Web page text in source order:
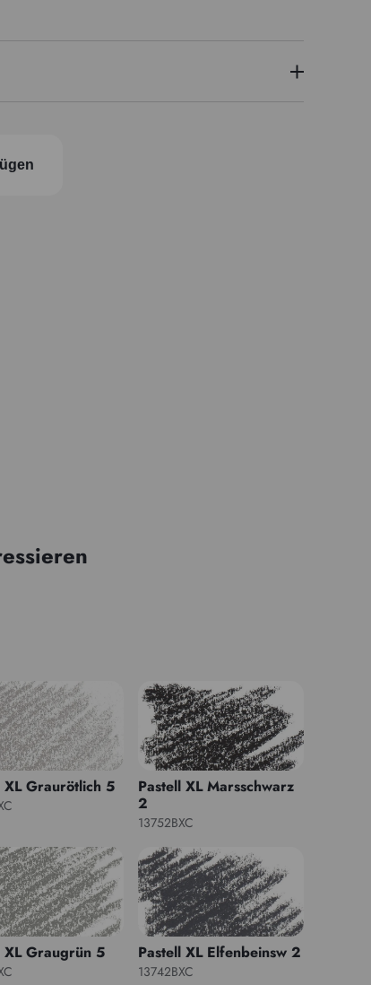
XL Graurötlich 5
Pastell XL Marsschwarz
2
13752BXC
XL Graugrün 5 Pastell XL Elfenbeinsw 2
13742BXC